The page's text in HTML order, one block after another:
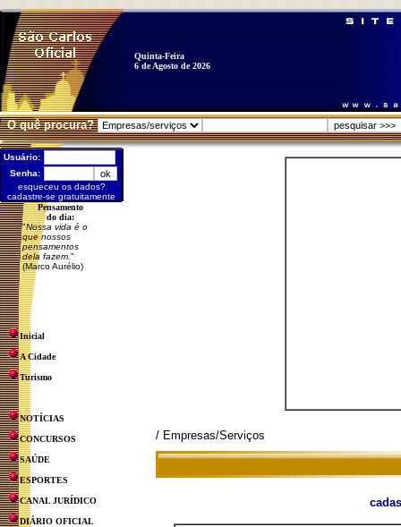
Quinta-Feira
6 de Agosto de 2026
O quê procura?
Usuário:
Senha:
esqueceu os dados?
cadastre-se gratuitamente
Pensamento
do dia:
"Nossa vida é o
que nossos
pensamentos
dela fazem. "
(Marco Aurélio)
Inicial
A Cidade
Turismo
NOTÍCIAS
CONCURSOS
SAÚDE
ESPORTES
CANAL JURÍDICO
DIÁRIO OFICIAL
/ Empresas/Serviços